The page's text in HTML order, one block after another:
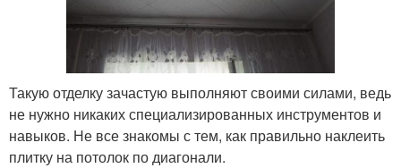
Такую отделку зачастую выполняют своими силами, ведь
не нужно никаких специализированных инструментов и
навыков. Не все знакомы с тем, как правильно наклеить
плитку на потолок по диагонали.